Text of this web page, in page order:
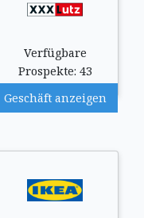
Verfügbare
Prospekte: 43
Geschäft anzeigen